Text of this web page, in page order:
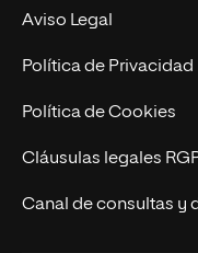
MBA
Marketing y
Ingeniería
Diseño
Ciencias de la Salud
Contacto
Aviso Legal
Política de Privacidad
Política de Cookies
Cláusulas legales
Canal de consultas y